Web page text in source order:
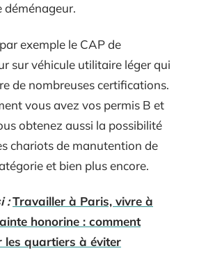
déménageur.
exemple le CAP de
sur véhicule utilitaire léger qui
de nombreuses certifications.
vous avez vos permis B et
obtenez aussi la possibilité
chariots de manutention de
et bien plus encore.
:Travailler à Paris, vivre à
honorine : comment
les quartiers à éviter